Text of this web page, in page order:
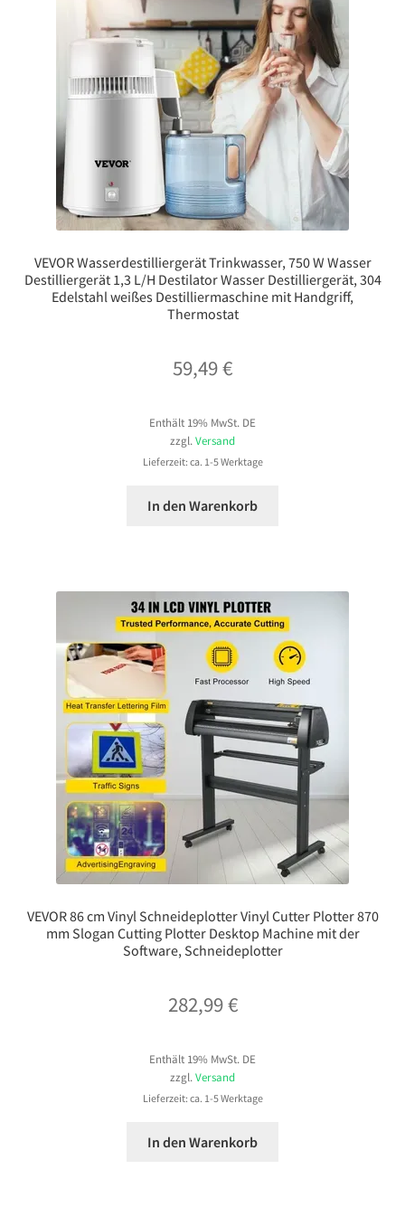
VEVOR Wasserdestilliergerät Trinkwasser, 750 W Wasser
Destilliergerät 1,3 L/H Destilator Wasser Destilliergerät, 304
Edelstahl weißes Destilliermaschine mit Handgriff,
Thermostat
59,49€
Enthält 19% MwSt. DE
zzgl.Versand
Lieferzeit: ca. 1-5 Werktage
In den Warenkorb
VEVOR 86 cm Vinyl Schneideplotter Vinyl Cutter Plotter 870
mm Slogan Cutting Plotter Desktop Machine mit der
Software, Schneideplotter
282,99€
Enthält 19% MwSt. DE
zzgl. Versand
Lieferzeit: ca. 1-5 Werktage
In den Warenkorb